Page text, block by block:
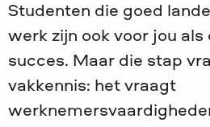
Studenten die goed
werk zijn ook voor jou als
succes. Maar die stap
vakkennis: het vraagt